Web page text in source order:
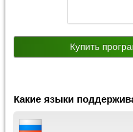
Купить
Какие языки